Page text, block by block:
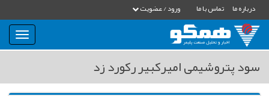
درباره ما تماس با ما ورود / عضویت
بار
و
سود پتروشیمی‌ امیرکبیر رکورد زد